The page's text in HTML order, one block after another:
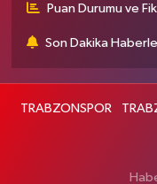
Puan Durumu ve
Son Dakika
TRABZONSPOR